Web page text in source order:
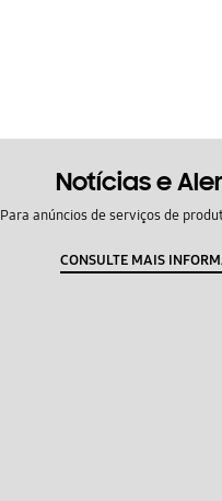
Notícias e
Para anúncios de serviços de
CONSULTE MAIS